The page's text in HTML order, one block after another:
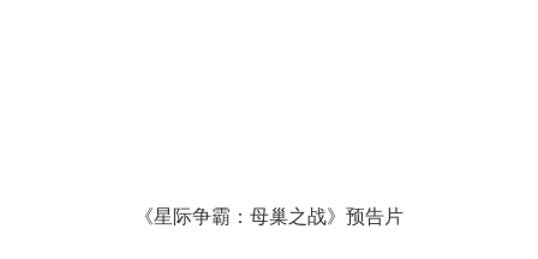
《星际争霸：母巢之战》预告片